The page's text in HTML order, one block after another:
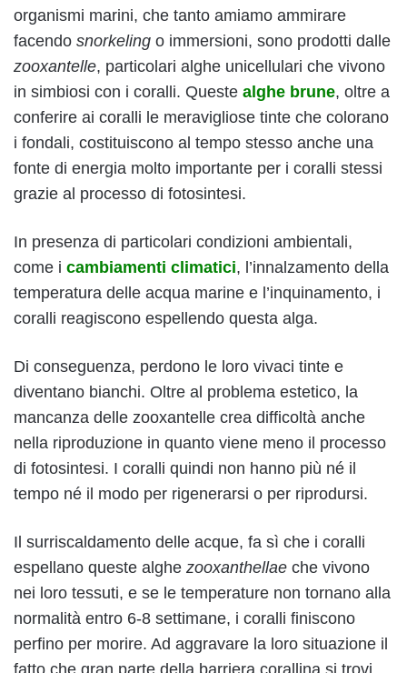
organismi marini, che tanto amiamo ammirare
facendo snorkeling o immersioni, sono prodotti dalle
zooxantelle, particolari alghe unicellulari che vivono
in simbiosi con i coralli. Queste alghe brune, oltre a
conferire ai coralli le meravigliose tinte che colorano
i fondali, costituiscono al tempo stesso anche una
fonte di energia molto importante per i coralli stessi
grazie al processo di fotosintesi.
In presenza di particolari condizioni ambientali,
come i cambiamenti climatici, l’innalzamento della
temperatura delle acqua marine e l’inquinamento, i
coralli reagiscono espellendo questa alga.
Di conseguenza, perdono le loro vivaci tinte e
diventano bianchi. Oltre al problema estetico, la
mancanza delle zooxantelle crea difficoltà anche
nella riproduzione in quanto viene meno il processo
di fotosintesi. I coralli quindi non hanno più né il
tempo né il modo per rigenerarsi o per riprodursi.
Il surriscaldamento delle acque, fa sì che i coralli
espellano queste alghe zooxanthellae che vivono
nei loro tessuti, e se le temperature non tornano alla
normalità entro 6-8 settimane, i coralli finiscono
perfino per morire. Ad aggravare la loro situazione il
fatto che gran parte della barriera corallina si trovi